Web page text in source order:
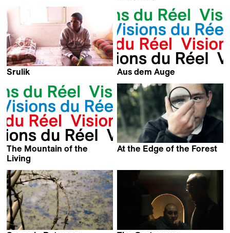
Srulik
Aus dem Auge
The Mountain of the
Living
At the Edge of the Forest